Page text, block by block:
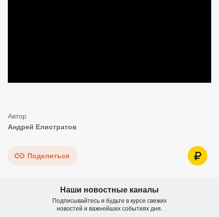
Андрей Елистратов
Поделиться
Наши новостные каналы
Подписывайтесь и будьте в курсе свежих
новостей и важнейших событиях дня.